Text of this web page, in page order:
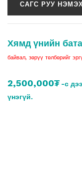
САГС РУУ
Хямд үнийн
байвал, зөрүү төлбөрийг
2,500,000₮ -с
үнэгүй.